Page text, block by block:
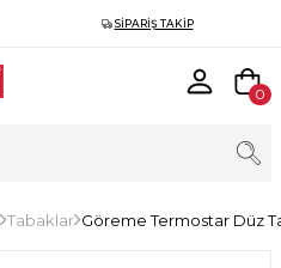
SIPARIŞ TAKIP
0
Tabaklar Göreme Termostar Düz